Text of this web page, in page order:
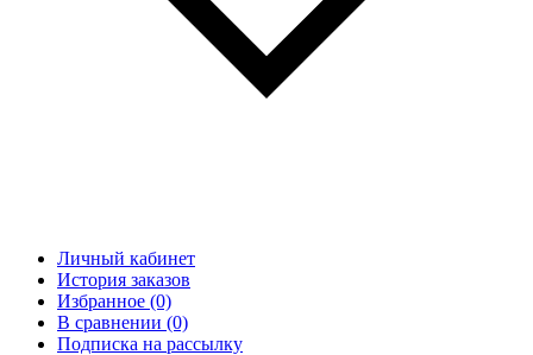
Личный кабинет
История заказов
Избранное (0)
В сравнении (0)
Подписка на рассылку